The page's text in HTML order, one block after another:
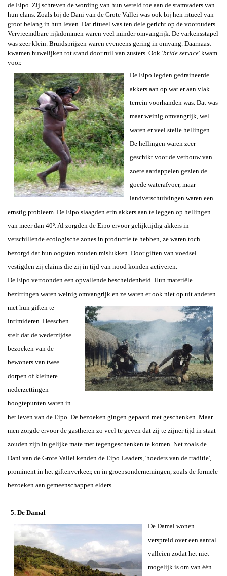
de Eipo. Zij schreven de wording van hun wereld toe aan de stamvaders van
hun clans. Zoals bij de Dani van de Grote Vallei was ook bij hen ritueel van
groot belang in hun leven. Dat ritueel was ten dele gericht op de voorouders.
Vervreemdbare rijkdommen waren veel minder omvangrijk. De varkensstapel
was zeer klein. Bruidsprijzen waren eveneens gering in omvang. Daarnaast
kwamen huwelijken tot stand door ruil van zusters. Ook 'bride service' kwam
voor.
De Eipo legden gedraineerde
akkers aan op wat er aan vlak
terrein voorhanden was. Dat was
maar weinig omvangrijk, wel
waren er veel steile hellingen.
De hellingen waren zeer
geschikt voor de verbouw van
zoete aardappelen gezien de
goede waterafvoer, maar
landverschuivingen waren een
ernstig probleem. De Eipo slaagden erin akkers aan te leggen op hellingen
van meer dan 40º. Al zorgden de Eipo ervoor gelijktijdig akkers in
verschillende ecologische zones in productie te hebben, ze waren toch
bezorgd dat hun oogsten zouden mislukken. Door giften van voedsel
vestigden zij claims die zij in tijd van nood konden activeren.
De Eipo vertoonden een opvallende bescheidenheid . Hun materiële
bezittingen waren weinig omvangrijk en ze waren erook niet op uit anderen
met hun giften te
intimideren. Heeschen
stelt dat de wederzijdse
bezoeken van de
bewoners van twee
dorpen of kleinere
nederzettingen
hoogtepunten waren in
het leven van de Eipo. De bezoeken gingen gepaard met geschenken . Maar
men zorgde ervoor de gastheren zo veel te geven dat zij te zijner tijd in staat
zouden zijn in gelijke mate met tegengeschenken te komen. Net zoals de
Dani van de Grote Vallei kenden de Eipo Leaders, 'hoeders van de traditie',
prominent in het giftenverkeer, en in groepsondernemingen, zoals de formele
bezoeken aan gemeenschappen elders.
5. De Damal
De Damal wonen
verspreid over een aantal
valleien zodat het niet
mogelijk is om van één